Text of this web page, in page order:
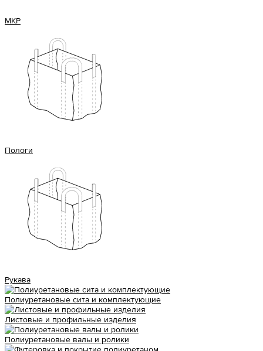
МКР
Пологи
Рукава
Полиуретановые сита и комплектующие
Листовые и профильные изделия
Полиуретановые валы и ролики